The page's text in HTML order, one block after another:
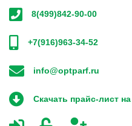
8(499)842-90-00
+7(916)963-34-52
info@optparf.ru
Скачать прайс-лист